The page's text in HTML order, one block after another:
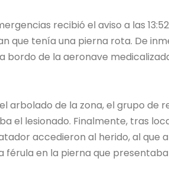
recibió el aviso a las
que tenía una pierna rota. De
bordo de la aeronave
arbolado de la zona, el grupo de
el lesionado. Finalmente, tras
accedieron al herido, al que
férula en la pierna que